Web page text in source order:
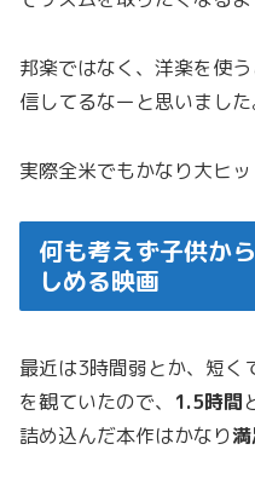
邦楽ではなく、洋楽を使
信してるなーと思いました
実際全米でもかなり大ヒッ
何も考えず子供か
しめる映画
最近は3時間弱とか、短く
を観ていたので、 1.5時間
詰め込んだ本作はかなり